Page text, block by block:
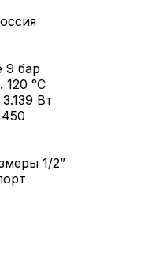
9 бар
120 °C
3.139 Вт
450
1/2”